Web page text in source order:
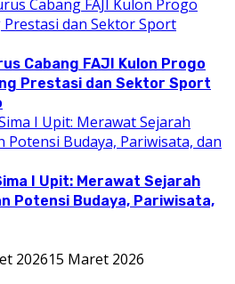
Cabang FAJI Kulon Progo
Prestasi dan Sektor Sport
I Upit: Merawat Sejarah
Potensi Budaya, Pariwisata,
202615 Maret 2026